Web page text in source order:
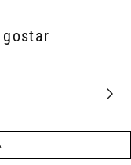
gostar
À SACOLA